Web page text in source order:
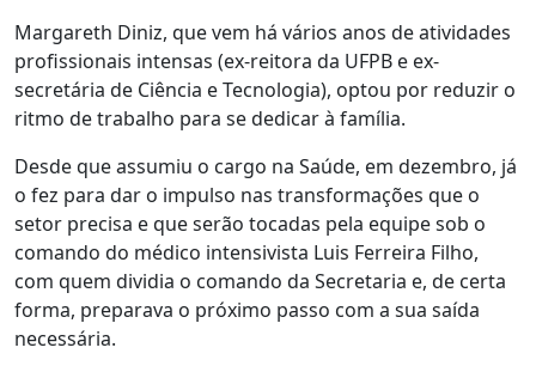
Margareth Diniz, que vem há vários anos de atividades
profissionais intensas (ex-reitora da UFPB e ex-
secretária de Ciência e Tecnologia), optou por reduzir o
ritmo de trabalho para se dedicar à família.
Desde que assumiu o cargo na Saúde, em dezembro, já
o fez para dar o impulso nas transformações que o
setor precisa e que serão tocadas pela equipe sob o
comando do médico intensivista Luis Ferreira Filho,
com quem dividia o comando da Secretaria e, de certa
forma, preparava o próximo passo com a sua saída
necessária.